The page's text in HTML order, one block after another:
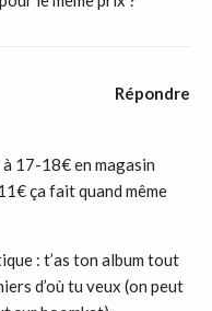
17-18€ en magasin
ça fait quand même
: t’as ton album tout
d’où tu veux (on peut
Répondre